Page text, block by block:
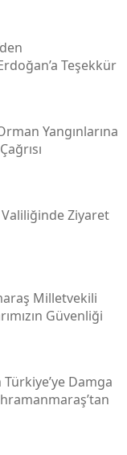
Teşekkür
Yangınlarına
Ziyaret
Milletvekili
Güvenliği
Damga